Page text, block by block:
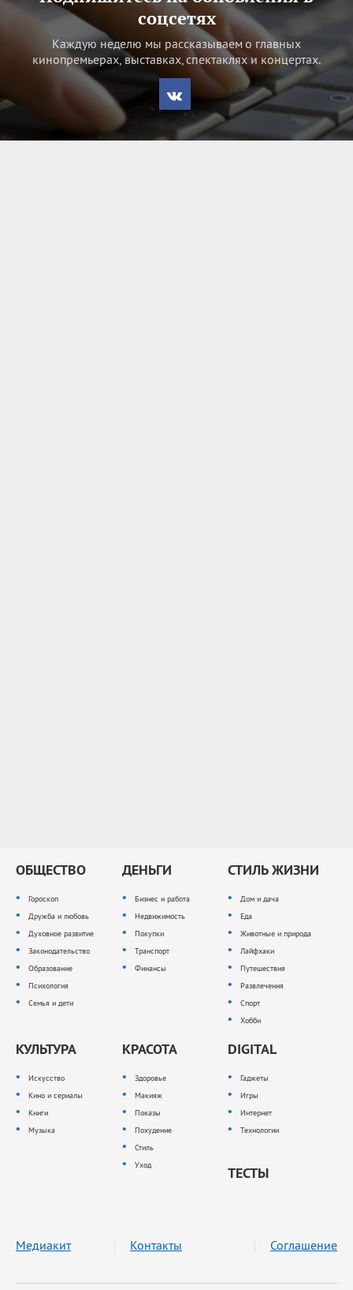
соцсетях
Каждую неделю мы рассказываем о главных
кинопремьерах, выставках, спектаклях и концертах.
ОБЩЕСТВО
Гороскоп
Дружба и любовь
Духовное развитие
Законодательство
Образование
Психология
Семья и дети
ДЕНЬГИ
Бизнес и работа
Недвижимость
Покупки
Транспорт
Финансы
СТИЛЬ ЖИЗНИ
Дом и дача
Еда
Животные и природа
Лайфхаки
Путешествия
Развлечения
Спорт
Хобби
КУЛЬТУРА
Искусство
Кино и сериалы
Книги
Музыка
КРАСОТА
Здоровье
Макияж
Показы
Похудение
Стиль
Уход
DIGITAL
Гаджеты
Игры
Интернет
Технологии
ТЕСТЫ
Медиакит Контакты Соглашение